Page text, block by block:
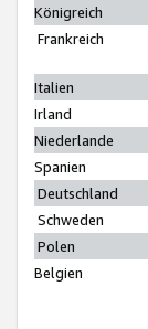
Königreich
Frankreich
Italien
Irland
Niederlande
Spanien
Deutschland
Schweden
Polen
Belgien